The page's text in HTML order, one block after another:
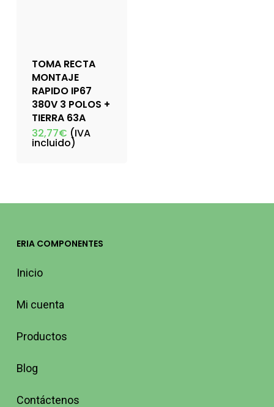
TOMA RECTA
MONTAJE
RAPIDO IP67
380V 3 POLOS +
TIERRA 63A
32,77€ (IVA
incluido)
ERIA COMPONENTES
Inicio
Mi cuenta
Productos
Blog
Contáctenos